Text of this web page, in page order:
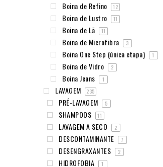
Boina de Refino 12
Boina de Lustro 11
Boina de Lã 11
Boina de Microfibra 3
Boina One Step (única etapa) 1
Boina de Vidro 2
Boina Jeans 1
LAVAGEM 235
PRÉ-LAVAGEM 5
SHAMPOOS 11
LAVAGEM A SECO 2
DESCONTAMINANTE 7
DESENGRAXANTES 2
HIDROFOBIA 1